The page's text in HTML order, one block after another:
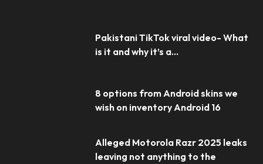
Pakistani TikTok viral video- What
is it and why it’s a...
8 options from Android skins we
wish on inventory Android 16
Alleged Motorola Razr 2025 leaks
leaving not anything to the